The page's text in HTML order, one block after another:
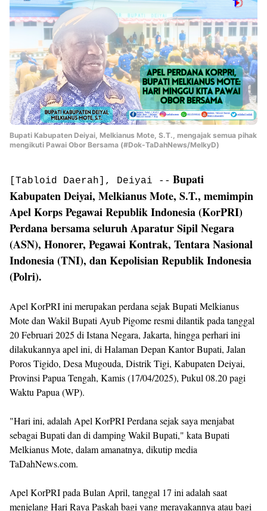
Bupati Kabupaten Deiyai, Melkianus Mote, S.T., mengajak semua pihak
mengikuti Pawai Obor Bersama (#Dok-TaDahNews/MelkyD)
[Tabloid Daerah], Deiyai -- Bupati
Kabupaten Deiyai, Melkianus Mote, S.T., memimpin
Apel Korps Pegawai Republik Indonesia (KorPRI)
Perdana bersama seluruh Aparatur Sipil Negara
(ASN), Honorer, Pegawai Kontrak, Tentara Nasional
Indonesia (TNI), dan Kepolisian Republik Indonesia
(Polri).
Apel KorPRI ini merupakan perdana sejak Bupati Melkianus
Mote dan Wakil Bupati Ayub Pigome resmi dilantik pada tanggal
20 Februari 2025 di Istana Negara, Jakarta, hingga perhari ini
dilakukannya apel ini, di Halaman Depan Kantor Bupati, Jalan
Poros Tigido, Desa Mugouda, Distrik Tigi, Kabupaten Deiyai,
Provinsi Papua Tengah, Kamis (17/04/2025), Pukul 08.20 pagi
Waktu Papua (WP).
"Hari ini, adalah Apel KorPRI Perdana sejak saya menjabat
sebagai Bupati dan di damping Wakil Bupati," kata Bupati
Melkianus Mote, dalam amanatnya, dikutip media
TaDahNews.com.
Apel KorPRI pada Bulan April, tanggal 17 ini adalah saat
menjelang Hari Raya Paskah bagi yang merayakannya atau bagi